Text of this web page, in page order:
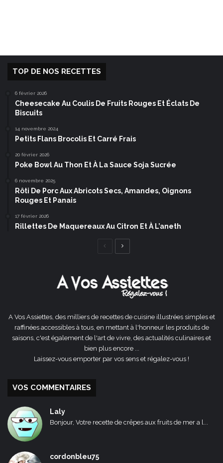
TOP DE NOS RECETTES
6 février 2026
Cheesecake Au Coulis De Fruits Rouges Et Éclats De
Biscuits
14 novembre 2024
Petits Flans Brocolis Et Carré Frais
20 février 2026
Poke Bowl Au Thon Et À La Sauce Soja Sucrée
6 novembre 2025
Rôti De Porc Aux Abricots Secs, Amandes, Oignons
Rouges Et Panais
17 février 2026
Rillettes De Maquereaux Au Citron Et À L’aneth
Page
A Vos Assiettes, des milliers de recettes de cuisine illustrées simples et
raffinées accessibles à tous, en mettant à l'honneur les produits de
saisons, c'est également de l'art de vivre, des actualités culinaires et
bien plus encore ...
Laissez-vous emporter par vos sens et régalez-vous !
VOS COMMENTAIRES
Laly
Bonjour, Votre recette de crêpes aux fruits de mer a l...
cordonbleu75